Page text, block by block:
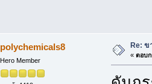
polychemicals8
Hero Member
Re:
« ตอบก